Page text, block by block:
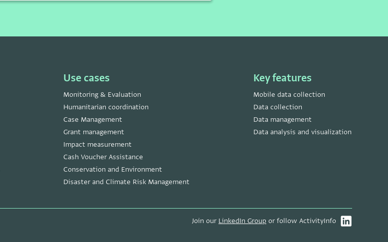
Use cases
Monitoring & Evaluation
Humanitarian coordination
Case Management
Grant management
Impact measurement
Cash Voucher Assistance
Conservation and Environment
Disaster and Climate Risk Management
Key features
Mobile data collection
Data collection
Data management
Data analysis and visualization
Join our LinkedIn Group or follow ActivityInfo